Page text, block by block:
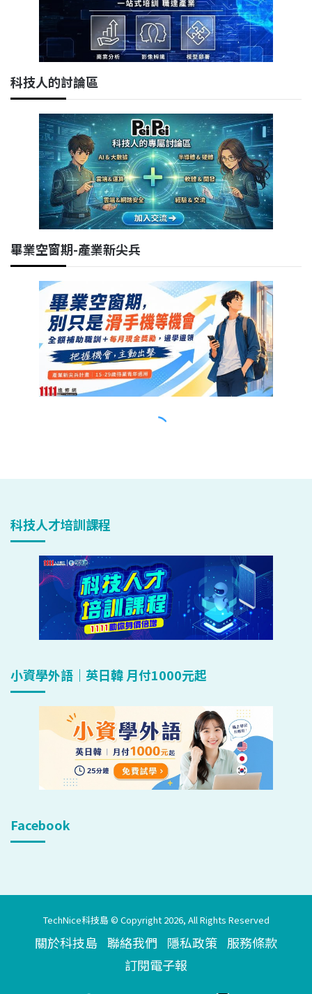
科技人才培訓課程
小資學外語｜英日韓 月付1000元起
Facebook
TechNice科技島 © Copyright 2026, All Rights Reserved
關於科技島 聯絡我們 隱私政策 服務條款
訂閱電子報